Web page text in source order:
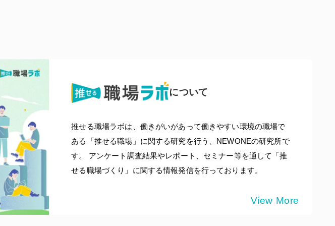
について
推せる職場ラボは、働きがいがあって働きやすい環境の職場で
ある「推せる職場」に関する研究を行う、NEWONEの研究所で
す。 アンケート調査結果やレポート、セミナー等を通して「推
せる職場づくり」に関する情報発信を行っております。
View More